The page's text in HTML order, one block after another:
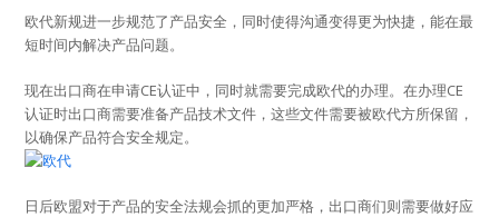
欧代新规进一步规范了产品安全，同时使得沟通变得更为快捷，能在最
短时间内解决产品问题。
现在出口商在申请CE认证中，同时就需要完成欧代的办理。在办理CE
认证时出口商需要准备产品技术文件，这些文件需要被欧代方所保留，
以确保产品符合安全规定。
日后欧盟对于产品的安全法规会抓的更加严格，出口商们则需要做好应